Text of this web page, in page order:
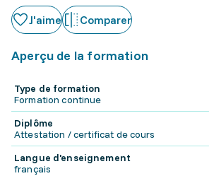
J'aime Comparer
Aperçu de la formation
Type de formation
Formation continue
Diplôme
Attestation / certificat de cours
Langue d'enseignement
français